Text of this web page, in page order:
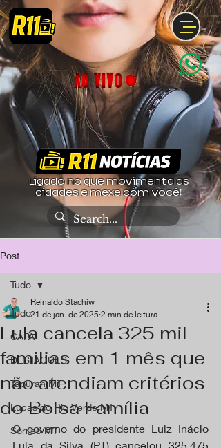
Ligado no que movimenta as
cidades e mexe com você!
Post
Tudo
CAPA
DESTAQUES
Tapurah MT
Lucas do Rio Verde MT
Sorriso MT
Tudo
Lula cancela 325 mil
familias em 1 mês que
não atendiam critérios
do Bolsa Família
Reinaldo Stachiw
21 de jan. de 2025 2 min de leitura
O governo do presidente Luiz Inácio
Lula da Silva (PT) cancelou 325.475